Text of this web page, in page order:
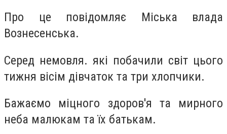
Про це повідомляє Міська влада
Вознесенська.
Серед немовля. які побачили світ цього
тижня вісім дівчаток та три хлопчики.
Бажаємо міцного здоров'я та мирного
неба малюкам та їх батькам.